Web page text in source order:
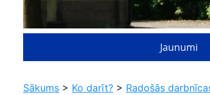
Jaunumi
Sākums > Ko darīt? > Radošās